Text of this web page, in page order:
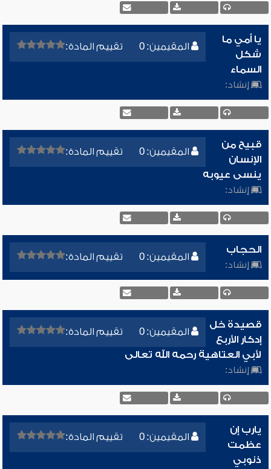
المقيمين: 0 تقييم المادة:
يا أمي ما
شكل
السماء
إنشاد:
المقيمين: 0 تقييم المادة:
قبيح من
الإنسان
ينسى عيوبه
إنشاد:
المقيمين: 0 تقييم المادة:
الحجاب
إنشاد:
المقيمين: 0 تقييم المادة:
قصيدة خل
إدكار الأربع
لأبي العتاهية رحمه الله تعالى
إنشاد:
المقيمين: 0 تقييم المادة:
يارب إن
عظمت
ذنوبي